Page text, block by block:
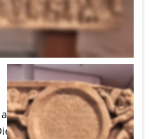
ganz links schließlich das
Mamertinus mit den
taufen lassen.
neutestamentlichen
Brotvermehrung, die